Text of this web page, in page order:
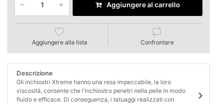
Aggiungere al carrello
Aggiungere alla lista Confrontare
Descrizione
Gli inchiostri Xtreme hanno una resa impeccabile, la loro
viscosità, consente che l'inchiostro penetri nella pelle in modo
fluido e efficace. Di conseguenza, i tatuaggi realizzati con